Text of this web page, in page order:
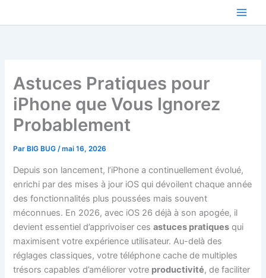
Astuces Pratiques pour
iPhone que Vous Ignorez
Probablement
Par BIG BUG/mai 16, 2026
Depuis son lancement, l’iPhone a continuellement évolué,
enrichi par des mises à jour iOS qui dévoilent chaque année
des fonctionnalités plus poussées mais souvent
méconnues. En 2026, avec iOS 26 déjà à son apogée, il
devient essentiel d’apprivoiser cesastuces pratiques qui
maximisent votre expérience utilisateur. Au-delà des
réglages classiques, votre téléphone cache de multiples
trésors capables d’améliorer votre productivité, de faciliter